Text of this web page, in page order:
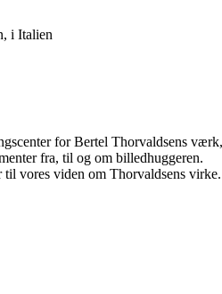
i Italien
for Bertel Thorvaldsens
fra, til og om billedhuggeren.
vores viden om Thorvaldsens virke.